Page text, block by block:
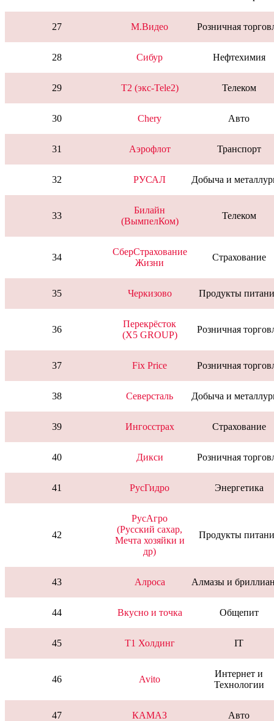
27 М.Видео Розничная
28 Сибур Нефтехимия
29 T2 (экс-Tele2) Телеком
30 Chery Авто
31 Аэрофлот Транспорт
32 РУСАЛ Добыча и
33
Билайн
(ВымпелКом)
Телеком
34
СберСтрахование
Жизни
Страхование
35 Черкизово Продукты
36
Перекрёсток
(X5 GROUP)
Розничная
37 Fix Price Розничная
38 Северсталь Добыча и
39 Ингосстрах Страхование
40 Дикси Розничная
41 РусГидро Энергетика
42
РусАгро
(Русский сахар,
Мечта хозяйки и
др)
Продукты
43 Алроса Алмазы и
44 Вкусно и точка Общепит
45 T1 Холдинг IT
46 Avito
Интернет и
Технологии
47 КАМАЗ Авто